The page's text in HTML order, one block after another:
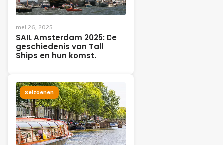
mei 26, 2025
SAIL Amsterdam 2025: De
geschiedenis van Tall
Ships en hun komst.
Seizoenen